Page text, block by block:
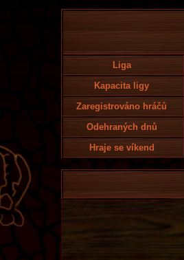
Liga
Kapacita ligy
Zaregistrováno hráčů
Odehraných dnů
Hraje se víkend